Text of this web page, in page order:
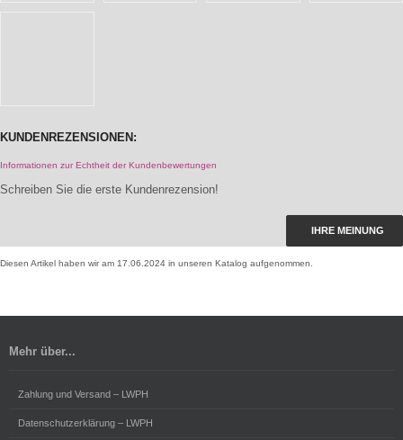
KUNDENREZENSIONEN:
Informationen zur Echtheit der Kundenbewertungen
Schreiben Sie die erste Kundenrezension!
IHRE MEINUNG
Diesen Artikel haben wir am 17.06.2024 in unseren Katalog aufgenommen.
Mehr über...
Zahlung und Versand – LWPH
Datenschutzerklärung – LWPH